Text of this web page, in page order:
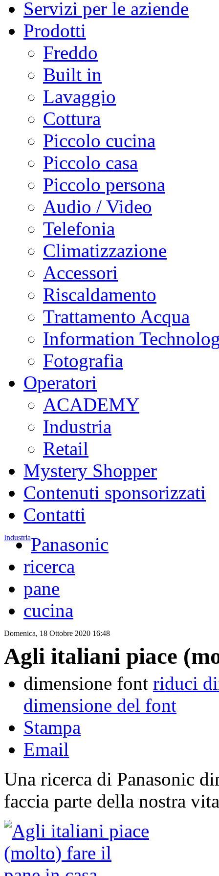
Servizi per le aziende
Prodotti
Freddo
Built in
Lavaggio
Cottura
Piccolo cucina
Piccolo casa
Piccolo persona
Audio / Video
Telefonia
Climatizzazione
Accessori
Riscaldamento
Trattamento Acqua
Information
Fotografia
Operatori
ACADEMY
Industria
Retail
Mystery Shopper
Contenuti sponsorizzati
Contatti
IndustriaPanasonic
ricerca
pane
cucina
Domenica, 18 Ottobre 2020 16:48
Agli italiani piace
dimensione font riduci
dimensione del font
Stampa
Email
Una ricerca di Panasonic
faccia parte della nostra